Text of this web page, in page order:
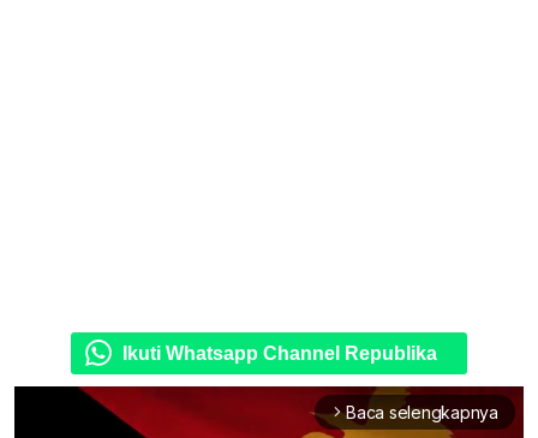
Ikuti Whatsapp Channel Republika
arrow_forward_ios Baca selengkapnya